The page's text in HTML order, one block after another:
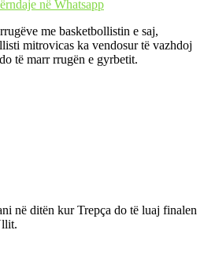
në Whatsapp
me basketbollistin e saj,
mitrovicas ka vendosur të vazhdoj
të marr rrugën e gyrbetit.
në ditën kur Trepça do të luaj finalen